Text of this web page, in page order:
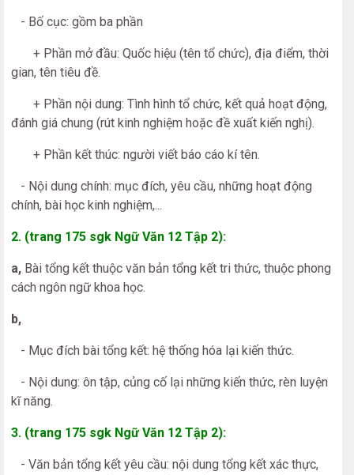
- Bố cục: gồm ba phần
+ Phần mở đầu: Quốc hiệu (tên tổ chức), địa điểm, thời
gian, tên tiêu đề.
+ Phần nội dung: Tình hình tổ chức, kết quả hoạt động,
đánh giá chung (rút kinh nghiệm hoặc đề xuất kiến nghị).
+ Phần kết thúc: người viết báo cáo kí tên.
- Nội dung chính: mục đích, yêu cầu, những hoạt động
chính, bài học kinh nghiệm,...
2. (trang 175 sgk Ngữ Văn 12 Tập 2):
a, Bài tổng kết thuộc văn bản tổng kết tri thức, thuộc phong
cách ngôn ngữ khoa học.
b,
- Mục đích bài tổng kết: hệ thống hóa lại kiến thức.
- Nội dung: ôn tập, củng cố lại những kiến thức, rèn luyện
kĩ năng.
3. (trang 175 sgk Ngữ Văn 12 Tập 2):
- Văn bản tổng kết yêu cầu: nội dung tổng kết xác thực,